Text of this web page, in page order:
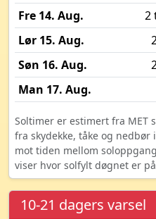
Fre 14. Aug.
2
Lør 15. Aug.
Søn 16. Aug.
Man 17. Aug.
Soltimer er estimert fra
fra skydekke, tåke og
mot tiden mellom
viser hvor solfylt døgnet er
10-21 dagers varsel